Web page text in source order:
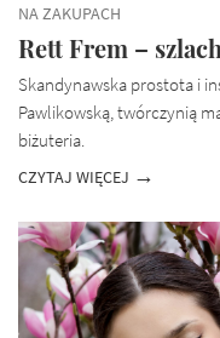
NA ZAKUPACH
Rett Frem –
Skandynawska prostota i
Pawlikowską, twórczynią
biżuteria.
CZYTAJ WIĘCEJ